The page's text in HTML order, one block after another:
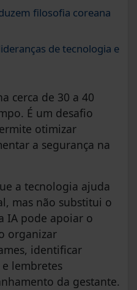
filosofia coreana
de tecnologia e
cerca de 30 a 40
É um desafio
otimizar
a segurança na
a tecnologia ajuda
mas não substitui o
IA pode apoiar o
organizar
identificar
lembretes
da gestante.